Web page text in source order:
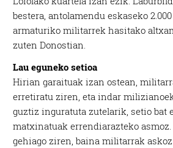
bestera, antolamendu eskaseko
armaturiko militarrek hasitako
zuten Donostian.
Lau eguneko setioa
Hirian garaituak izan ostean,
erretiratu ziren, eta indar
guztiz inguratuta zutelarik, setio bat
matxinatuak errendiarazteko
gehiago ziren, baina militarrak